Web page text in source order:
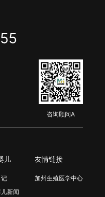
咨询顾问A
儿
新闻
友情链接
加州生殖医学中心